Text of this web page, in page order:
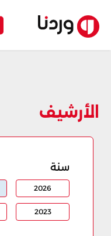
الأرشيف
سنة
2026
2023